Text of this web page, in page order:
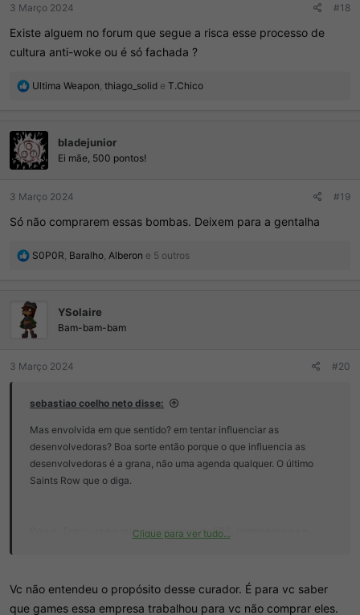
3 Março 2024 #18
Existe alguem no forum que segue a risca esse processo de
cultura anti-woke ou é só fachada ?
R
õ
e
s
Ultima Weapon thiago_solid e T.Chico
bladejunior
Ei mãe, 500 pontos!
3 Março 2024 #19
Só não comprarem essas bombas. Deixem para a gentalha
R
õ
e
s
S0P0R Baralho Alberon e 5 outros
YSolaire
Bam-bam-bam
3 Março 2024 #20
sebastiao coelho neto disse:
Mas envolvida em que sentido? em tentar influenciar as
desenvolvedoras? Boa sorte então porque o que influencia as
desenvolvedoras é a grana, não uma agenda qualquer. O último
Saints Row que o diga.
Pois é. Tem curador que sugere jogos de FPS, metroidvanias e
PS. E como utilidade pública, sugiro aos que rejeitam a agenda a ir
Clique para ver tudo...
Vc não entendeu o propósito desse curador. É para vc saber
que games essa empresa trabalhou para vc não comprar eles.